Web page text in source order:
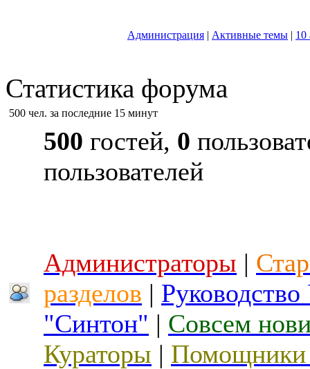
Администрация | Активные темы | 10
Статистика форума
500 чел. за последние 15 минут
500 гостей, 0
пользователей
Администраторы |
разделов |
"Синтон" | Совсем
Кураторы | Помощники